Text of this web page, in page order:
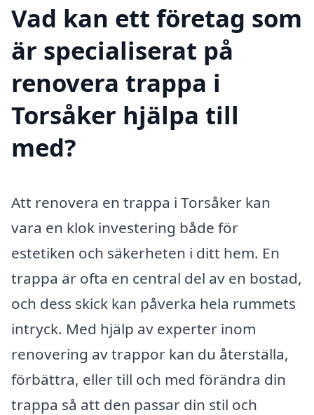
Vad kan ett företag som
är specialiserat på
renovera trappa i
Torsåker hjälpa till
med?
Att renovera en trappa i Torsåker kan
vara en klok investering både för
estetiken och säkerheten i ditt hem. En
trappa är ofta en central del av en bostad,
och dess skick kan påverka hela rummets
intryck. Med hjälp av experter inom
renovering av trappor kan du återställa,
förbättra, eller till och med förändra din
trappa så att den passar din stil och